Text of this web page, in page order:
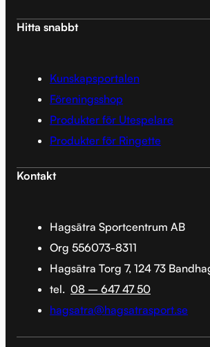
Hitta snabbt
Kunskapsportalen
Föreningsshop
Produkter för Utespelare
Produkter för Ringette
Kontakt
Hagsätra Sportcentrum AB
Org 556073-8311
Hagsätra Torg 7, 124 73
tel. 08 – 647 47 50
hagsatra@hagsatrasport.se